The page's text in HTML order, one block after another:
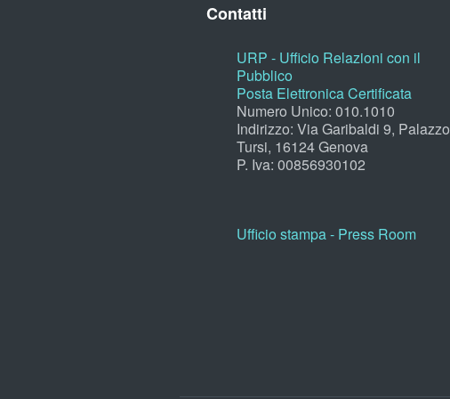
Contatti
URP - Ufficio Relazioni con il
Pubblico
Posta Elettronica Certificata
Numero Unico: 010.1010
Indirizzo: Via Garibaldi 9, Palazzo
Tursi, 16124 Genova
P. Iva: 00856930102
Ufficio stampa - Press Room